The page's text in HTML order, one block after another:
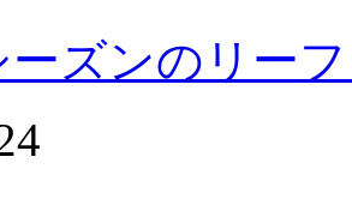
ーズンのリー